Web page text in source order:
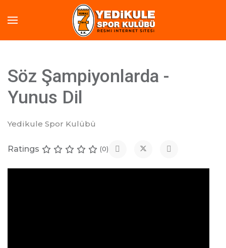
Söz Şampiyonlarda -
Yunus Dil
Yedikule Spor Kulübü
Ratings (0)